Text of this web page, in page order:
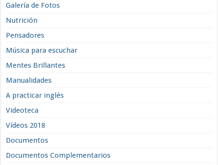
Galería de Fotos
Nutrición
Pensadores
Música para escuchar
Mentes Brillantes
Manualidades
A practicar inglés
Videoteca
Vídeos 2018
Documentos
Documentos Complementarios